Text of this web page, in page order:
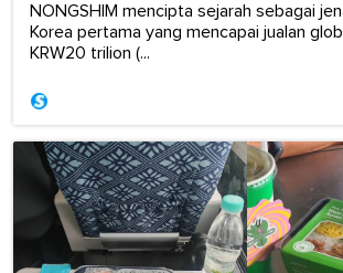
NONGSHIM mencipta sejarah sebagai
Korea pertama yang mencapai jualan
KRW20 trilion (...